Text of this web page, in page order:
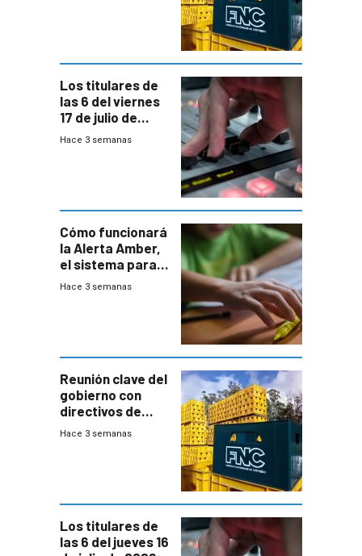
Los titulares de
las 6 del viernes
17 de julio de
2026
Hace 3 semanas
Cómo funcionará
la Alerta Amber,
el sistema para
la búsqueda
Hace 3 semanas
Reunión clave del
gobierno con
directivos de
Fábricas
Hace 3 semanas
Los titulares de
las 6 del jueves 16